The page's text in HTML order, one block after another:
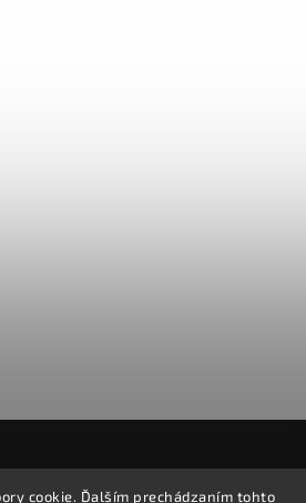
cookie. Ďalším prechádzaním tohto